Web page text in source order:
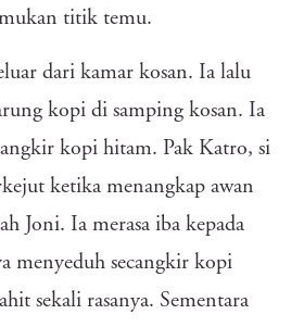
titik temu.
dari kamar kosan. Ia lalu
kopi di samping kosan. Ia
kopi hitam. Pak Katro, si
ketika menangkap awan
Joni. Ia merasa iba kepada
menyeduh secangkir kopi
sekali rasanya. Sementara